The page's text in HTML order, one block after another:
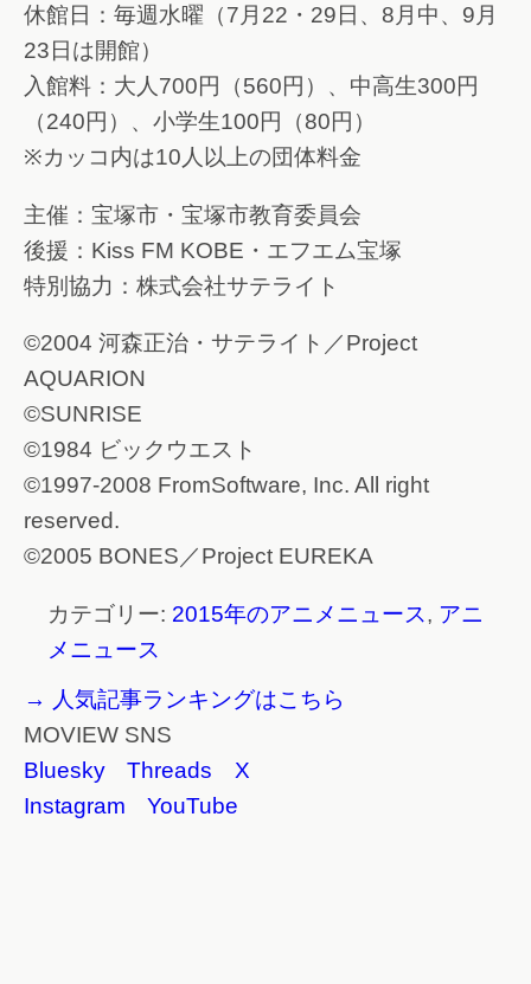
休館日：毎週水曜（7月22・29日、8月中、9月
23日は開館）
入館料：大人700円（560円）、中高生300円
（240円）、小学生100円（80円）
※カッコ内は10人以上の団体料金
主催：宝塚市・宝塚市教育委員会
後援：Kiss FM KOBE・エフエム宝塚
特別協力：株式会社サテライト
©2004 河森正治・サテライト／Project
AQUARION
©SUNRISE
©1984 ビックウエスト
©1997-2008 FromSoftware, Inc. All right
reserved.
©2005 BONES／Project EUREKA
カテゴリー: 2015年のアニメニュース, アニ
メニュース
→ 人気記事ランキングはこちら
MOVIEW SNS
Bluesky
Threads
X
Instagram
YouTube